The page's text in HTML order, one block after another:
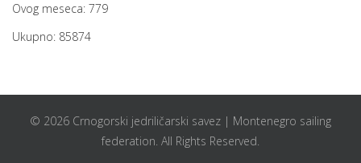
Ovog meseca: 779
Ukupno: 85874
© 2026 Crnogorski jedriličarski savez | Montenegro sailing
federation. All Rights Reserved.